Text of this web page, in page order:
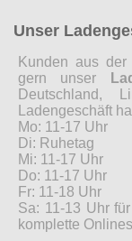
Unser
Kunden aus
gern unser
Deutschland,
Ladengeschäft
Mo: 11-17 Uhr
Di: Ruhetag
Mi: 11-17 Uhr
Do: 11-17 Uhr
Fr: 11-18 Uhr
Sa: 11-13 Uhr
komplette